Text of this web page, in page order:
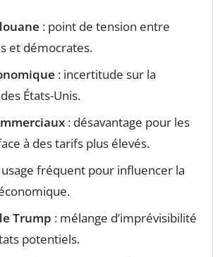
: point de tension entre
et démocrates.
: incertitude sur la
États-Unis.
: désavantage pour les
à des tarifs plus élevés.
fréquent pour influencer la
Trump : mélange d’imprévisibilité
potentiels.